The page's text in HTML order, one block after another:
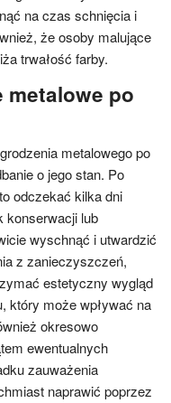
na czas schnięcia i
że osoby malujące
trwałość farby.
metalowe po
metalowego po
o jego stan. Po
odczekać kilka dni
konserwacji lub
wyschnąć i utwardzić
z zanieczyszczeń,
estetyczny wygląd
który może wpływać na
okresowo
ewentualnych
zauważenia
naprawić poprzez